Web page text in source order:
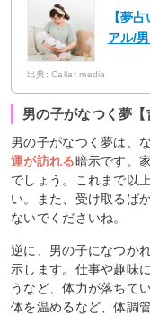
【夢
アル/
出典: Callat media
男の子がなつく夢【
男の子がなつく夢は、
運が訪れる暗示です。
でしょう。これまで以
い。また、受け取るば
ないでくださいね。
逆に、男の子になつか
示します。仕事や趣味
うなど、体力が落ちて
体を温めるなど、体調